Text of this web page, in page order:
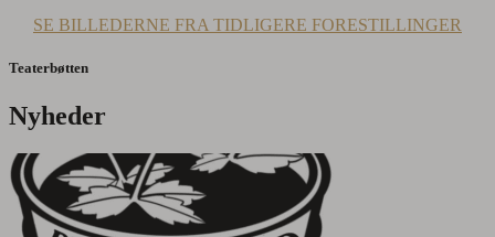
SE BILLEDERNE FRA TIDLIGERE FORESTILLINGER
Teaterbøtten
Nyheder